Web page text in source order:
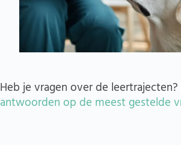
Heb je vragen over de
antwoorden op de meest gestelde